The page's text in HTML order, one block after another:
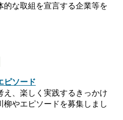
的な取組を宣言する企業等を
ピソード
え、楽しく実践するきっかけ
柳やエピソードを募集しまし